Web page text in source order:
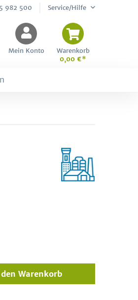
982 500 Service/Hilfe
Mein Konto
Warenkorb
0,00 €*
Warenkorb